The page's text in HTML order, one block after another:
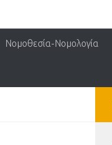
Νομοθεσία-Νομολογία